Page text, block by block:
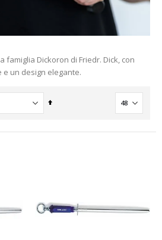
famiglia Dickoron di Friedr. Dick, con
un design elegante.
Imposta